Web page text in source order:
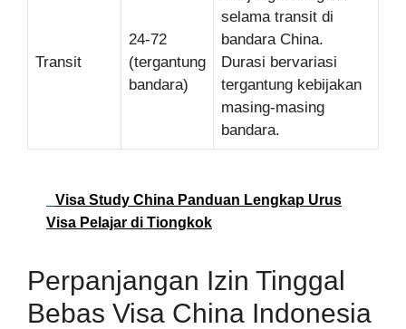
Transit
24-72
(tergantung
bandara)
selama transit di
bandara China.
Durasi bervariasi
tergantung kebijakan
masing-masing
bandara.
Visa Study China Panduan Lengkap Urus
Visa Pelajar di Tiongkok
Perpanjangan Izin Tinggal
Bebas Visa China Indonesia